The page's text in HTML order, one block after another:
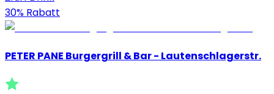
30% Rabatt
PETER PANE Burgergrill & Bar - Lautenschlagerstr.